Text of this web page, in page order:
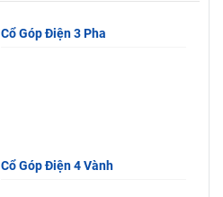
Cổ Góp Điện 3 Pha
Cổ Góp Điện 4 Vành